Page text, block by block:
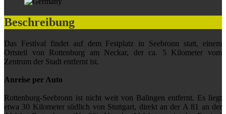
Beschreibung
Das Festival findet auf dem Festplatz in Seebronn statt, einem
Ortsteil von Rottenburg am Neckar, der ca. 5 Kilometer vom
Zentrum der Stadt entfernt ist.
Anreise per Auto
Rottenburg-Seebronn ist nicht weit von Balingen entfernt. Es liegt
etwa 30 Kilometer südlich von Stuttgart, direkt an der A 81 an der